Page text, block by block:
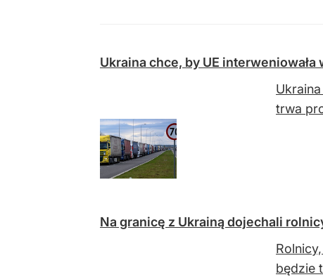
Ukraina chce, by UE
trwa
Na granicę z Ukrainą dojechali
będzie